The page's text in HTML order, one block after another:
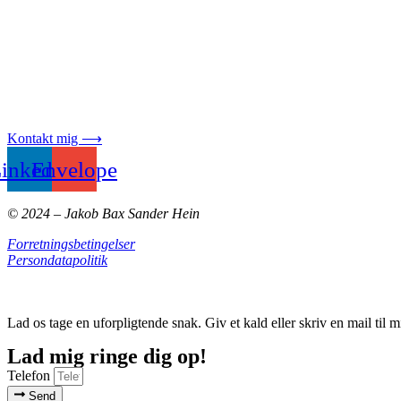
Kontakt mig ⟶
Envelope
© 2024 – Jakob Bax Sander Hein
Forretningsbetingelser
Persondatapolitik
Lad os tage en uforpligtende snak. Giv et kald eller skriv en mail til
Lad mig ringe dig op!
Telefon
Send